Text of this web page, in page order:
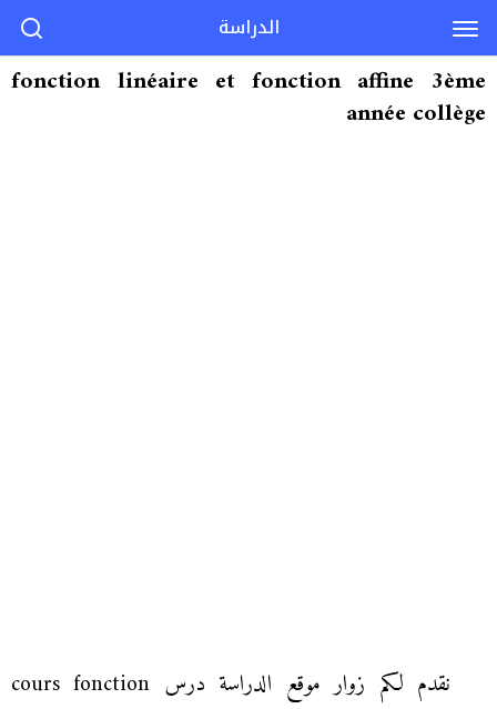
fonction linéaire et fonction affine 3ème
année collège
نقدم لكم زوار موقع الدراسة درس cours fonction
الدراسة